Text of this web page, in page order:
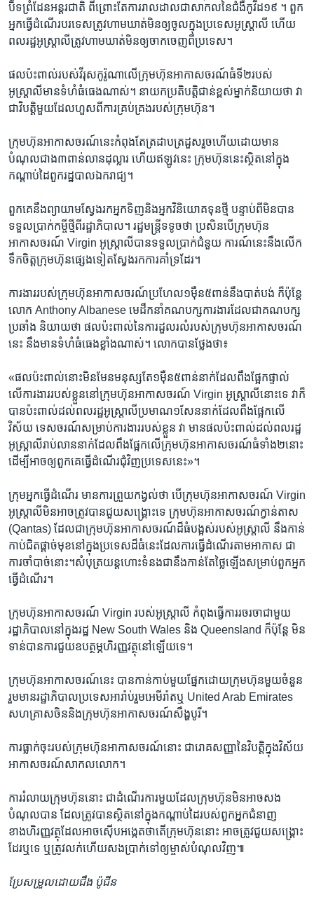
បិទព្រំដែនអន្តរជាតិ ពីព្រោះតែការរាលដាលជាសាកលនៃជំងឺកូវីដ១៩ ។ ពួក
អ្នកធ្វើដំណើរបរទេសត្រូវហាមឃាត់មិនឲ្យចូលក្នុងប្រទេសអូស្រ្តាលី ហើយ
ពលរដ្ឋអូស្រ្តាលីត្រូវហាមឃាត់មិនឲ្យចាកចេញពីប្រទេស។
ផលប៉ះពាល់របស់វីរុស​កូរ៉ូណាលើក្រុមហ៊ុនអាកាសចរណ៍ធំទី២របស់
អូស្រ្តាលីមាន​ទំហំ​ធំធេង​ណាស់។ នាយកប្រតិបត្តិជាន់ខ្ពស់ម្នាក់និយាយថា វា
ជាវិបត្តិមួយដែលហួសពីការគ្រប់គ្រងរបស់ក្រុមហ៊ុន។
ក្រុមហ៊ុនអាកាសចរណ៍នេះកំពុង​តែត្រដាបត្រដួសរួចហើយដោយមាន
បំណុលជាង​៣ពាន់លានដុល្លារ ហើយឥឡូវនេះ ក្រុមហ៊ុននេះស្ថិតនៅក្នុង
កណ្តាប់ដៃពួករដ្ឋបាលឯករាជ្យ។
ពួកគេនឹងព្យាយាមស្វែងរកអ្នកទិញនិងអ្នកវិនិយោគទុនថ្មី បន្ទាប់ពីមិនបាន
ទទួលប្រាក់កម្ចីថ្មីពីរដ្ឋាភិបាល។ រដ្ឋមន្រ្តីទទូចថា ប្រសិនបើក្រុមហ៊ុន
អាកាសចរណ៍ Virgin អូស្រ្តាលីបានទទួលប្រាក់ជំនួយ ការណ៍នេះនឹងលើក
ទឹកចិត្តក្រុមហ៊ុនផ្សេងទៀត​ស្វែង​រក​ការគាំទ្រដែរ។
ការងាររបស់ក្រុមហ៊ុនអាកាសចរណ៍ប្រហែល១ម៉ឺន៥ពាន់នឹងបាត់បង់ ក៏ប៉ុន្តែ
លោក Anthony Albanese មេដឹកនាំគណបក្សការងារដែលជាគណបក្ស
ប្រឆាំង និយាយថា ផលប៉ះពាល់នៃការដួលរលំរបស់ក្រុមហ៊ុនអាកាសចរណ៍
នេះ នឹងមានទំហំធំធេងខ្លាំងណាស់។ លោកបានថ្លែងថា៖
«ផលប៉ះពាល់នោះមិនមែនមនុស្សតែ១ម៉ឺន៥ពាន់នាក់ដែលពឹងផ្អែកផ្ទាល់
លើការងាររបស់ខ្លួននៅក្រុមហ៊ុនអាកាសចរណ៍ Virgin អូស្រ្តាលីនោះទេ វាក៏
បានប៉ះពាល់ដល់ពលរដ្ឋអូស្រ្តាលី​ប្រមាណ​១សែននាក់ដែលពឹងផ្អែកលើ
វិស័យ ទេសចរណ៍សម្រាប់ការងាររបស់ខ្លួន វា មានផលប៉ះពាល់ដល់ពលរដ្ឋ
អូស្រ្តាលីរាប់លាននាក់ដែលពឹងផ្អែកលើក្រុមហ៊ុនអាកាសចរណ៍ធំ​ទាំង២នោះ
ដើម្បីអាចឲ្យពួកគេធ្វើដំណើរជុំវិញប្រទេសនេះ»។
ក្រុមអ្នកធ្វើដំណើរ មានការព្រួយកង្វល់ថា បើក្រុមហ៊ុនអាកាសចរណ៍ Virgin
អូស្រ្តាលីមិនអាចត្រូវបានជួយសង្គ្រោះទេ ក្រុមហ៊ុនអាកាសចរណ៍ក្វាន់តាស
(Qantas) ដែលជាក្រុមហ៊ុនអាកាសចរណ៍ដ៏ធំបង្អស់របស់អូស្រ្តាលី នឹងកាន់
កាប់ជិតផ្តាច់មុខនៅក្នុងប្រទេសដ៏ធំនេះដែលការធ្វើដំណើរតាមអាកាស ជា
ការចាំបាច់នោះ។សំបុត្រយន្តហោះទំនង​ជា​នឹង​កាន់តែថ្លៃឡើងសម្រាប់ពួកអ្នក
ធ្វើដំណើរ។
ក្រុមហ៊ុនអាកាសចរណ៍ Virgin របស់អូស្រ្តាលី កំពុងធ្វើការរចរចាជាមួយ
រដ្ឋាភិបាលនៅក្នុងរដ្ឋ New South Wales និង Queensland ក៏ប៉ុន្តែ មិន
ទាន់បានការជួយឧបត្ថម្ភហិរញ្ញវត្ថុនៅឡើយទេ។
ក្រុមហ៊ុនអាកាសចរណ៍នេះ បានកាន់កាប់មួយផ្នែកដោយក្រុម​ហ៊ុន​មួយចំនួន
រួមមានរដ្ឋាភិបាលប្រទេសអារ៉ាប់រួមអេមីរ៉ាតឬ United Arab Emirates
សហគ្រាសចិននិងក្រុមហ៊ុនអាកាសចរណ៍សឹង្ហបូរី។
ការធ្លាក់ចុះរបស់ក្រុមហ៊ុនអាកាសចរណ៍នោះ ជារោគសញ្ញានៃវិបត្តិក្នុងវិស័យ
អាកាសចរណ៍សាកលលោក។
ការរំលាយក្រុមហ៊ុននោះ ជាដំណើរការមួយដែលក្រុមហ៊ុនមិនអាចសង
បំណុលបាន ដែលត្រូវបានស្ថិតនៅក្នុងកណ្តាប់ដៃរបស់ពួកអ្នកជំនាញ
ខាងហិរញ្ញវត្ថុដែលអាចស៊ើបអង្កេតថាតើក្រុមហ៊ុននោះ អាចត្រូវជួយសង្គ្រោះ
ដែរឬទេ ឬត្រូវលក់ហើយសងប្រាក់ទៅឲ្យម្ចាស់បំណុលវិញ៕
ប្រែសម្រួលដោយជឹង ប៉ូជីន